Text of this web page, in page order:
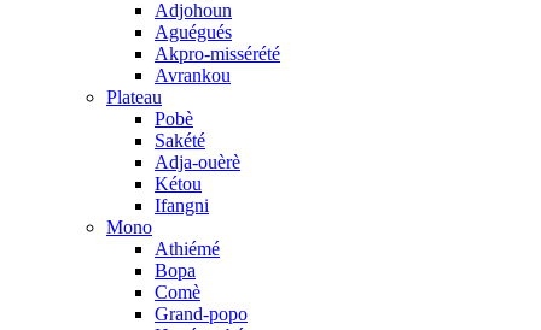
Adjohoun
Aguégués
Akpro-missérété
Avrankou
Plateau
Pobè
Sakété
Adja-ouèrè
Kétou
Ifangni
Mono
Athiémé
Bopa
Comè
Grand-popo